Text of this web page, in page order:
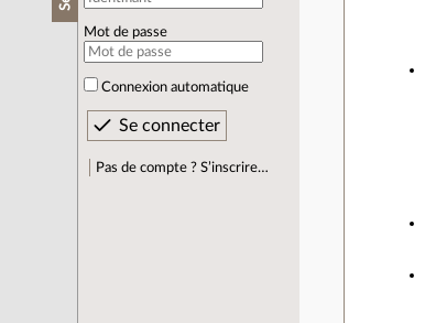
Mot de passe
Connexion automatique
Pas de compte ? S’inscrire…